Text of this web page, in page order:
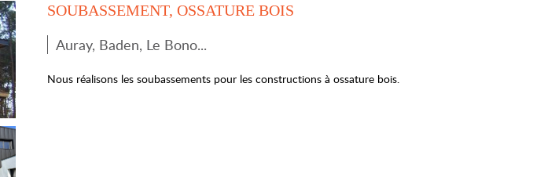
SOUBASSEMENT, OSSATURE BOIS
Auray, Baden, Le Bono...
Nous réalisons les soubassements pour les constructions à ossature bois.